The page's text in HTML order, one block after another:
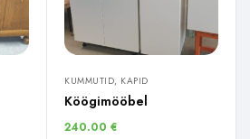
KUMMUTID, KAPID
Köögimööbel
240.00 €